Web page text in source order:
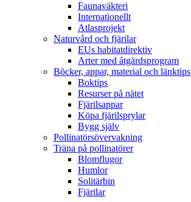
Faunaväkteri
Internationellt
Atlasprojekt
Naturvård och fjärilar
EUs habitatdirektiv
Arter med åtgärdsprogram
Böcker, appar, material och länktips
Boktips
Resurser på nätet
Fjärilsappar
Köpa fjärilsprylar
Bygg själv
Pollinatörsövervakning
Träna på pollinatörer
Blomflugor
Humlor
Solitärbin
Fjärilar